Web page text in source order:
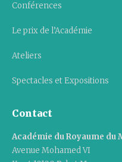
Conférences
Le prix de l’Académie
Ateliers
Spectacles et Expositions
Contact
Académie du Royaume du
Avenue Mohamed VI